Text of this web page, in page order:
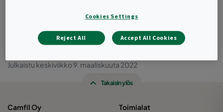
considerations & latest
innovations
Julkaistu keskiviikko 9. maaliskuuta 2022
Takaisin ylös
Camfil Oy
Toimialat
Cookies Settings
Reject All Accept All Cookies